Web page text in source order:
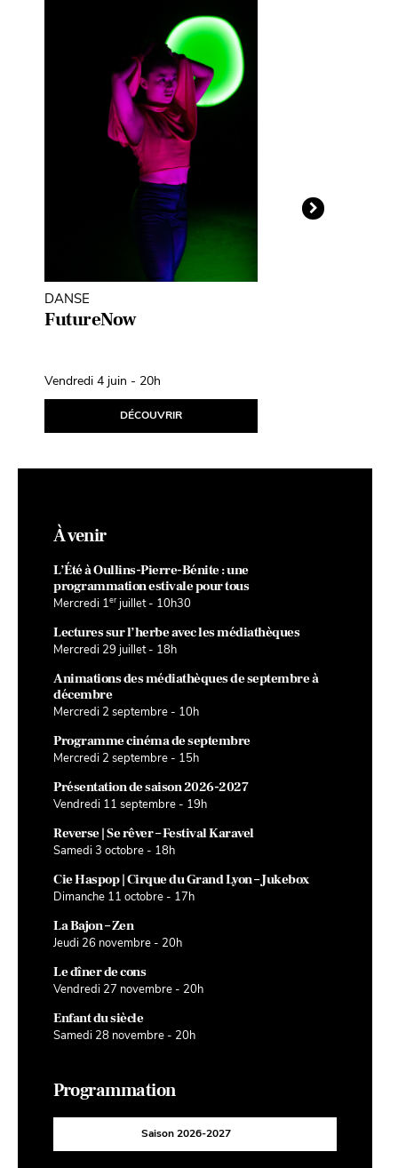
DANSE
FutureNow
Vendredi 4 juin - 20h
DÉCOUVRIR
À venir
L’Été à Oullins-Pierre-Bénite : une
programmation estivale pour tous
Mercredi 1er juillet - 10h30
Lectures sur l’herbe avec les médiathèques
Mercredi 29 juillet - 18h
Animations des médiathèques de septembre à
décembre
Mercredi 2 septembre - 10h
Programme cinéma de septembre
Mercredi 2 septembre - 15h
Présentation de saison 2026-2027
Vendredi 11 septembre - 19h
Reverse | Se rêver – Festival Karavel
Samedi 3 octobre - 18h
Cie Haspop | Cirque du Grand Lyon – Jukebox
Dimanche 11 octobre - 17h
La Bajon – Zen
Jeudi 26 novembre - 20h
Le dîner de cons
Vendredi 27 novembre - 20h
Enfant du siècle
Samedi 28 novembre - 20h
Programmation
Saison 2026-2027